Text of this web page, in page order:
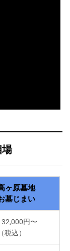
ヶ原墓地
墓じまい
円〜
（税込）